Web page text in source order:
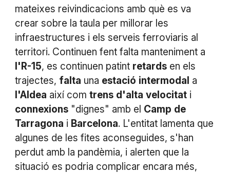
mateixes reivindicacions amb què es va
crear sobre la taula per millorar les
infraestructures i els serveis ferroviaris al
territori. Continuen fent falta manteniment a
l'R-15, es continuen patint retardsen els
trajectes, falta una estació intermodal a
l'Aldea així com trens d'alta velocitati
connexions"dignes" amb el Camp de
Tarragona i Barcelona. L'entitat lamenta que
algunes de les fites aconseguides, s'han
perdut amb la pandèmia, i alerten que la
situació es podria complicar encara més,